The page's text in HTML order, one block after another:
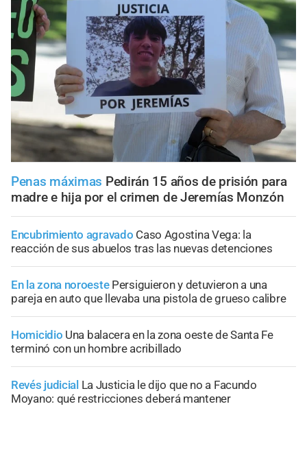
Penas máximas Pedirán 15 años de prisión para
madre e hija por el crimen de Jeremías Monzón
Encubrimiento agravado Caso Agostina Vega: la
reacción de sus abuelos tras las nuevas detenciones
En la zona noroeste Persiguieron y detuvieron a una
pareja en auto que llevaba una pistola de grueso calibre
Homicidio Una balacera en la zona oeste de Santa Fe
terminó con un hombre acribillado
Revés judicial La Justicia le dijo que no a Facundo
Moyano: qué restricciones deberá mantener